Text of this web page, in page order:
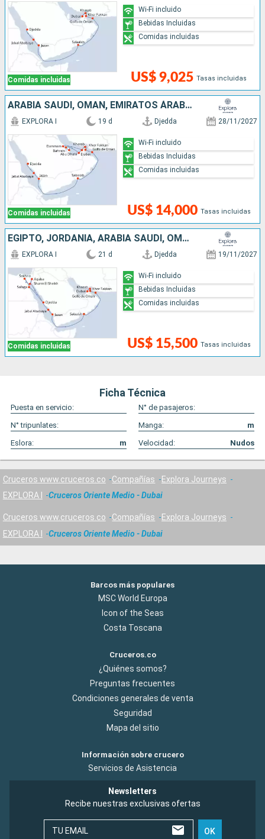
Comidas incluidas US$ 9,025 Tasas incluidas
Wi-Fi incluido
Bebidas Incluidas
Comidas incluidas
ARABIA SAUDÍ, OMAN, EMIRATOS ÁRABES UNIDOS, , QATAR
Comidas incluidas
EXPLORA I 19 d Djedda 28/11/2027
US$ 14,000 Tasas incluidas
Wi-Fi incluido
Bebidas Incluidas
Comidas incluidas
EGIPTO, JORDANIA, ARABIA SAUDÍ, OMAN, EMIRATOS ÁRABES UNIDOS
Comidas incluidas
EXPLORA I 21 d Djedda 19/11/2027
US$ 15,500 Tasas incluidas
Wi-Fi incluido
Bebidas Incluidas
Comidas incluidas
Ficha Técnica
Puesta en servicio:
N° de pasajeros:
N° tripunlates:
Manga:
m
Eslora:
m Velocidad: Nudos
Cruceros www.cruceros.co Compañías
Explora Journeys
EXPLORA I
Cruceros Oriente Medio - Dubai
Cruceros www.cruceros.co Compañías
Explora Journeys
EXPLORA I
Cruceros Oriente Medio - Dubai
Barcos más populares
MSC World Europa
Icon of the Seas
Costa Toscana
Cruceros.co
¿Quiénes somos?
Preguntas frecuentes
Condiciones generales de venta
Seguridad
Mapa del sitio
Información sobre crucero
Servicios de Asistencia
Newsletters
Recibe nuestras exclusivas ofertas
TU EMAIL OK